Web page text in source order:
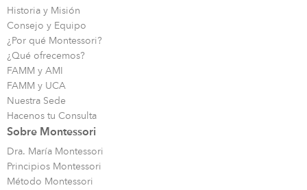
Historia y Misión
Consejo y Equipo
¿Por qué Montessori?
¿Qué ofrecemos?
FAMM y AMI
FAMM y UCA
Nuestra Sede
Hacenos tu Consulta
Sobre Montessori
Dra. María Montessori
Principios Montessori
Método Montessori